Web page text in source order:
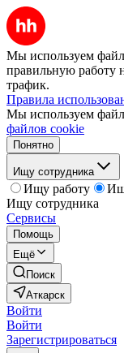
Мы используем
правильную работу
трафик.
Правила
Мы используем
файлов cookie
Понятно
Ищу сотрудника
Ищу работу
Ищу сотрудника
Сервисы
Помощь
Ещё
Поиск
Аткарск
Войти
Войти
Зарегистрироваться